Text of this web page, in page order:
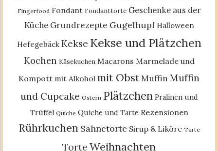
Fingerfood Fondant Fondanttorte Geschenke aus der
Küche Grundrezepte Gugelhupf Halloween
Hefegebäck Kekse Kekse und Plätzchen
Kochen Käsekuchen Macarons Marmelade und
Kompott mit Alkohol mit ObstMuffin Muffin
und Cupcake Ostern Plätzchen Pralinen und
Trüffel Quiche Quiche und Tarte Rezensionen
Rührkuchen Sahnetorte Sirup & Liköre Tarte
Torte Weihnachten